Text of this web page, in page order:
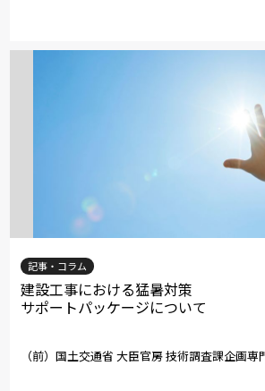
記事・コラム
建設工事における猛暑対策
サポートパッケージについて
（前）国土交通省 大臣官房 技術調査課企画専